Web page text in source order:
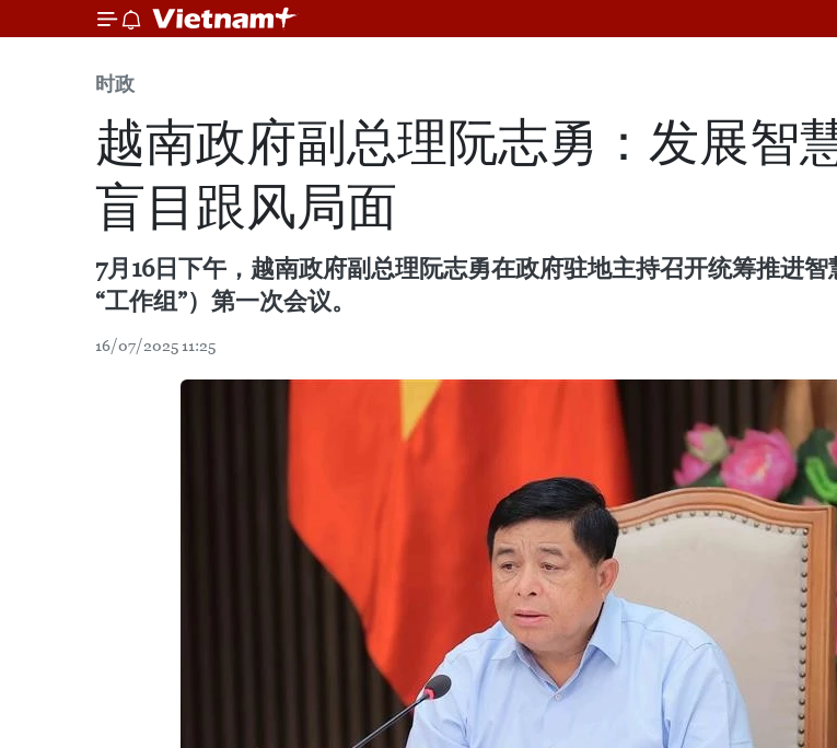
时政
越南政府副总理阮志勇：发展智
盲目跟风局面
7月16日下午，越南政府副总理阮志勇在政府驻地主持召开统筹推进
“工作组”）第一次会议。
16/07/2025 11:25